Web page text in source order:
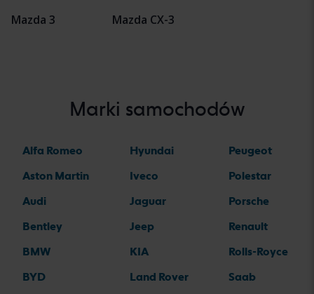
Mazda 3
Mazda CX-3
Marki samochodów
Alfa Romeo
Aston Martin
Audi
Bentley
BMW
BYD
Hyundai
Iveco
Jaguar
Jeep
KIA
Land Rover
Peugeot
Polestar
Porsche
Renault
Rolls-Royce
Saab